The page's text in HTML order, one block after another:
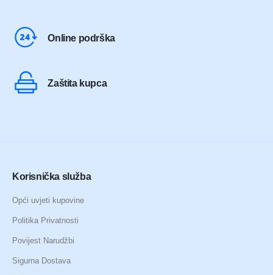
Online podrška
Zaštita kupca
Korisnička služba
Opći uvjeti kupovine
Politika Privatnosti
Povijest Narudžbi
Sigurna Dostava